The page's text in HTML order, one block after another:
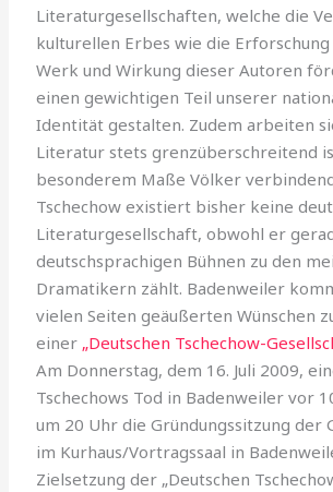
Literaturgesellschaften, welche die
kulturellen Erbes wie die Erforschung
Werk und Wirkung dieser Autoren
einen gewichtigen Teil unserer
Identität gestalten. Zudem arbeiten
Literatur stets grenzüberschreitend
besonderem Maße Völker
Tschechow existiert bisher keine
Literaturgesellschaft, obwohl er
deutschsprachigen Bühnen zu den
Dramatikern zählt. Badenweiler
vielen Seiten geäußerten Wünschen
einer „Deutschen Tschechow-
Am Donnerstag, dem 16. Juli 2009,
Tschechows Tod in Badenweiler vor
um 20 Uhr die Gründungssitzung der
im Kurhaus/Vortragssaal in
Zielsetzung der „Deutschen